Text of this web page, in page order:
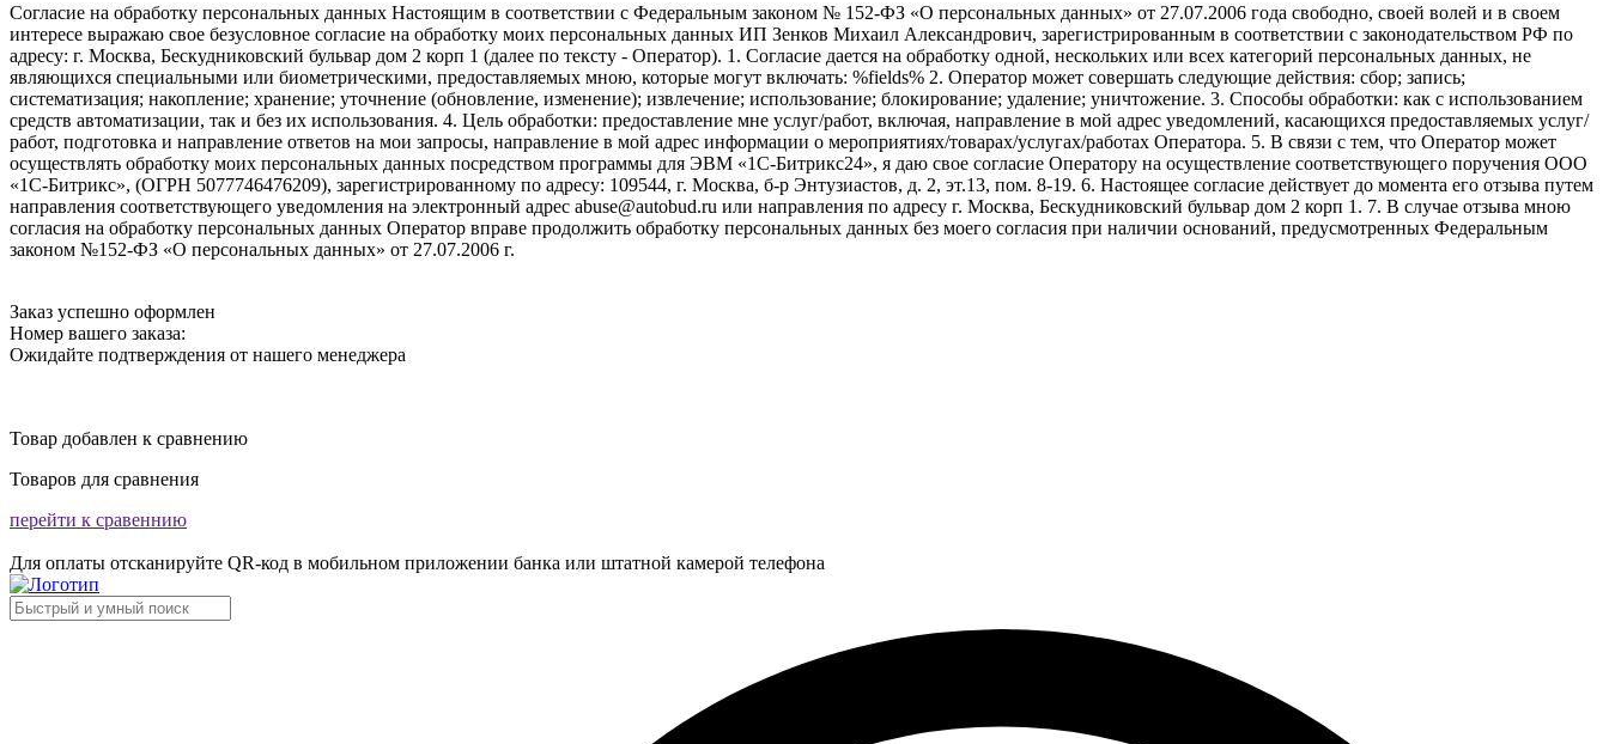
Согласие на обработку персональных данных Настоящим в соответствии с Федеральным законом № 152-ФЗ «О персональных данных» от 27.07.2006 года свободно, своей волей и в своем
интересе выражаю свое безусловное согласие на обработку моих персональных данных ИП Зенков Михаил Александрович, зарегистрированным в соответствии с законодательством РФ по
адресу: г. Москва, Бескудниковский бульвар дом 2 корп 1 (далее по тексту - Оператор). 1. Согласие дается на обработку одной, нескольких или всех категорий персональных данных, не
являющихся специальными или биометрическими, предоставляемых мною, которые могут включать: %fields% 2. Оператор может совершать следующие действия: сбор; запись;
систематизация; накопление; хранение; уточнение (обновление, изменение); извлечение; использование; блокирование; удаление; уничтожение. 3. Способы обработки: как с использованием
средств автоматизации, так и без их использования. 4. Цель обработки: предоставление мне услуг/работ, включая, направление в мой адрес уведомлений, касающихся предоставляемых услуг/
работ, подготовка и направление ответов на мои запросы, направление в мой адрес информации о мероприятиях/товарах/услугах/работах Оператора. 5. В связи с тем, что Оператор может
осуществлять обработку моих персональных данных посредством программы для ЭВМ «1С-Битрикс24», я даю свое согласие Оператору на осуществление соответствующего поручения ООО
«1С-Битрикс», (ОГРН 5077746476209), зарегистрированному по адресу: 109544, г. Москва, б-р Энтузиастов, д. 2, эт.13, пом. 8-19. 6. Настоящее согласие действует до момента его отзыва путем
направления соответствующего уведомления на электронный адрес abuse@autobud.ru или направления по адресу г. Москва, Бескудниковский бульвар дом 2 корп 1. 7. В случае отзыва мною
согласия на обработку персональных данных Оператор вправе продолжить обработку персональных данных без моего согласия при наличии оснований, предусмотренных Федеральным
законом №152-ФЗ «О персональных данных» от 27.07.2006 г.
Заказ успешно оформлен
Номер вашего заказа:
Ожидайте подтверждения от нашего менеджера
Товар добавлен к сравнению
Товаров для сравнения
перейти к сравеннию
Для оплаты отсканируйте QR-код в мобильном приложении банка или штатной камерой телефона